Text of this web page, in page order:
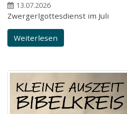
13.07.2026
Zwergerlgottesdienst im Juli
Weiterlesen